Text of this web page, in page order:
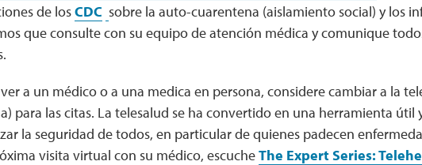
de losCDC sobre la auto-cuarentena (aislamiento social) y los
que consulte con su equipo de atención médica y comunique
a un médico o a una medica en persona, considere cambiar a la
para las citas. La telesalud se ha convertido en una herramienta útil
la seguridad de todos, en particular de quienes padecen
visita virtual con su médico, escucheThe Expert Series: